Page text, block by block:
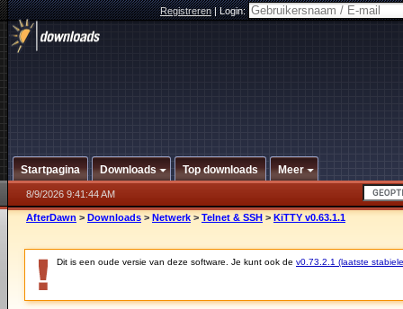
Registreren|Login:
Startpagina Downloads Top downloads Meer
8/9/2026 9:41:44 AM
AfterDawn > Downloads > Netwerk > Telnet & SSH > KiTTY v0.63.1.1
Dit is een oude versie van deze software. Je kunt ook de v0.73.2.1 (laatste